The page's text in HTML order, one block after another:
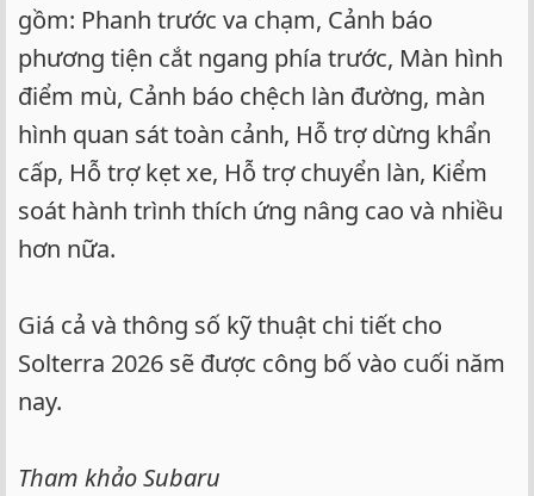
gồm: Phanh trước va chạm, Cảnh báo
phương tiện cắt ngang phía trước, Màn hình
điểm mù, Cảnh báo chệch làn đường, màn
hình quan sát toàn cảnh, Hỗ trợ dừng khẩn
cấp, Hỗ trợ kẹt xe, Hỗ trợ chuyển làn, Kiểm
soát hành trình thích ứng nâng cao và nhiều
hơn nữa.
Giá cả và thông số kỹ thuật chi tiết cho
Solterra 2026 sẽ được công bố vào cuối năm
nay.
Tham khảo Subaru